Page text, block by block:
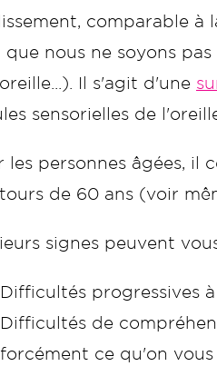
comparable à
que nous ne soyons
Il s'agit d'une
sensorielles de
les personnes âgées, il
de 60 ans (voir
signes peuvent
Difficultés progressives
Difficultés de
forcément ce qu'on